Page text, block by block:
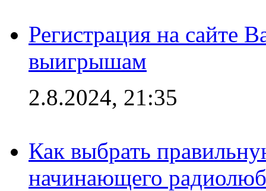
Регистрация на сайте
выигрышам
2.8.2024, 21:35
Как выбрать
начинающего